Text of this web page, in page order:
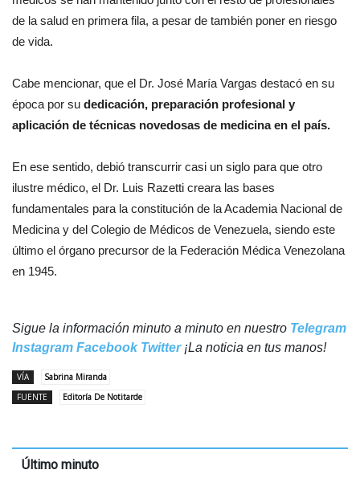
de la salud en primera fila, a pesar de también poner en riesgo
de vida.
Cabe mencionar, que el Dr. José María Vargas destacó en su
época por su dedicación, preparación profesional y
aplicación de técnicas novedosas de medicina en el país.
En ese sentido, debió transcurrir casi un siglo para que otro
ilustre médico, el Dr. Luis Razetti creara las bases
fundamentales para la constitución de la Academia Nacional de
Medicina y del Colegio de Médicos de Venezuela, siendo este
último el órgano precursor de la Federación Médica Venezolana
en 1945.
Sigue la información minuto a minuto en nuestro Telegram
Instagram Facebook Twitter¡La noticia en tus manos!
VÍA
Sabrina Miranda
FUENTE
Editoría De Notitarde
Último minuto